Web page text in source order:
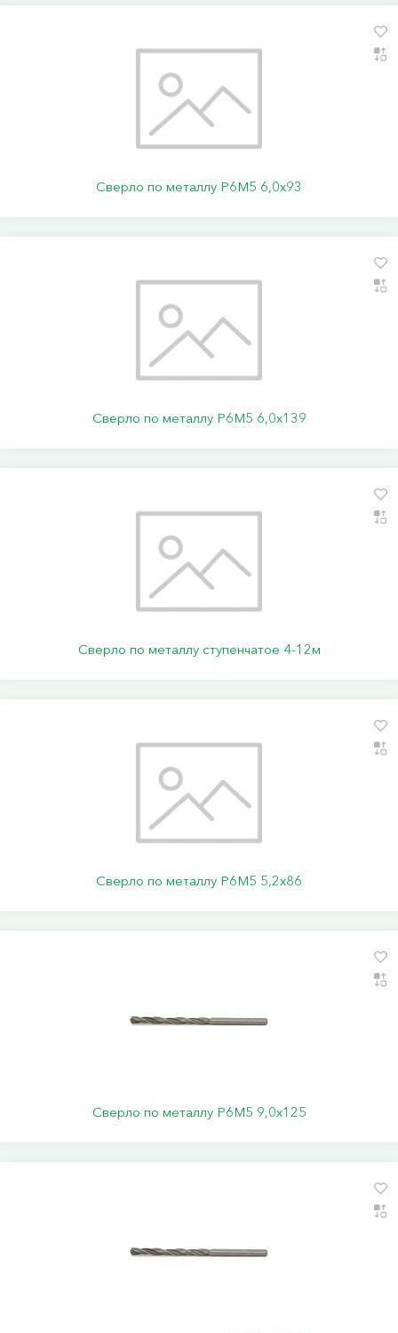
Сверло по металлу Р6М5 6,0х93
Сверло по металлу Р6М5 6,0х139
Сверло по металлу ступенчатое 4-12м
Сверло по металлу Р6М5 5,2х86
Сверло по металлу Р6М5 9,0х125